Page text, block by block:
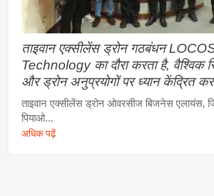
ताइवान एक्सीलेंस ड्रोन गठबंधन
Technology का दौरा करता है, वैश्विक
और ड्रोन अनुप्रयोगों पर ध्यान केंद्रित
ताइवान एक्सीलेंस ड्रोन ओवरसीज बिजनेस एलायंस,
पियाओ...
अधिक पढ़ें